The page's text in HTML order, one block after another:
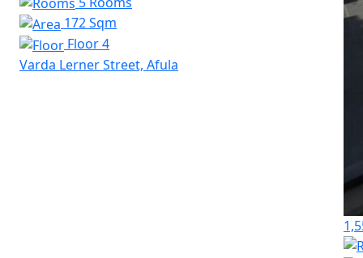
172 Sqm
Floor 4
Varda Lerner Street, Afula